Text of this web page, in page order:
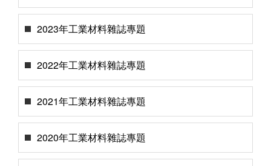
2023年工業材料雜誌專題
2022年工業材料雜誌專題
2021年工業材料雜誌專題
2020年工業材料雜誌專題